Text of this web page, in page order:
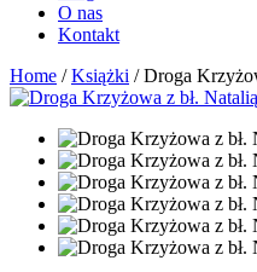
O nas
Kontakt
Home /Książki / Droga